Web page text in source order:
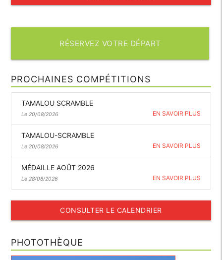
RÉSERVEZ VOTRE DÉPART
PROCHAINES COMPÉTITIONS
TAMALOU SCRAMBLE
Le 20/08/2026 EN SAVOIR PLUS
TAMALOU-SCRAMBLE
Le 20/08/2026 EN SAVOIR PLUS
MÉDAILLE AOÛT 2026
Le 28/08/2026 EN SAVOIR PLUS
CONSULTER LE CALENDRIER
PHOTOTHÈQUE